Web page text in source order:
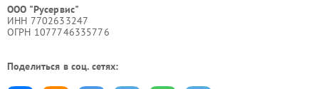
ООО "Русервис"
ИНН 7702633247
ОГРН 1077746335776
Поделиться в соц. сетях: